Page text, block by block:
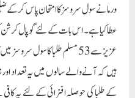
ورما نے سول سروسز کا امتحان پاس کرکے
عطا کیا ہے۔ اس بات کے لئے گوپال
عزیز سے 53 مسلم طلبا کا سول
ہیں کہ آنے والے سالوں میں یہ تعداد
کے طلبا کی حوصلہ افزائی کے لئے یہ